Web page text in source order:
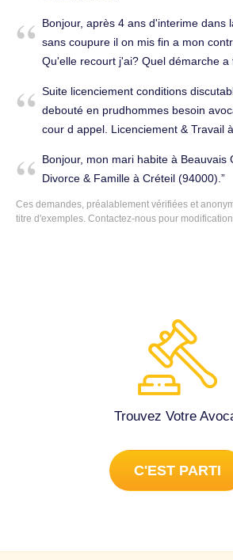
Bonjour, après 4 ans d'interime dans
sans coupure il on mis fin a mon
Qu'elle recourt j'ai? Quel démarche a
(94000).
Suite licenciement conditions
debouté en prudhommes besoin
cour d appel. Licenciement & Travail
Bonjour, mon mari habite à Beauvais
Divorce & Famille à Créteil (94000).
Ces demandes, préalablement vérifiées et
titre d'exemples. Contactez-nous pour
Trouvez Votre
C'EST PARTI